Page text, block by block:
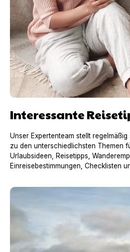
Interessante
Unser Expertenteam stellt
zu den unterschiedlichsten Themen
Urlaubsideen, Reisetipps,
Einreisebestimmungen, Checklisten
Urlaub mit Hund in Frankreich